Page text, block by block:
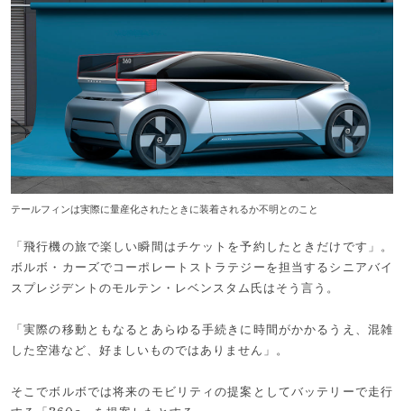
テールフィンは実際に量産化されたときに装着されるか不明とのこと
「飛行機の旅で楽しい瞬間はチケットを予約したときだけです」。
ボルボ・カーズでコーポレートストラテジーを担当するシニアバイ
スプレジデントのモルテン・レベンスタム氏はそう言う。
「実際の移動ともなるとあらゆる手続きに時間がかかるうえ、混雑
した空港など、好ましいものではありません」。
そこでボルボでは将来のモビリティの提案としてバッテリーで走行